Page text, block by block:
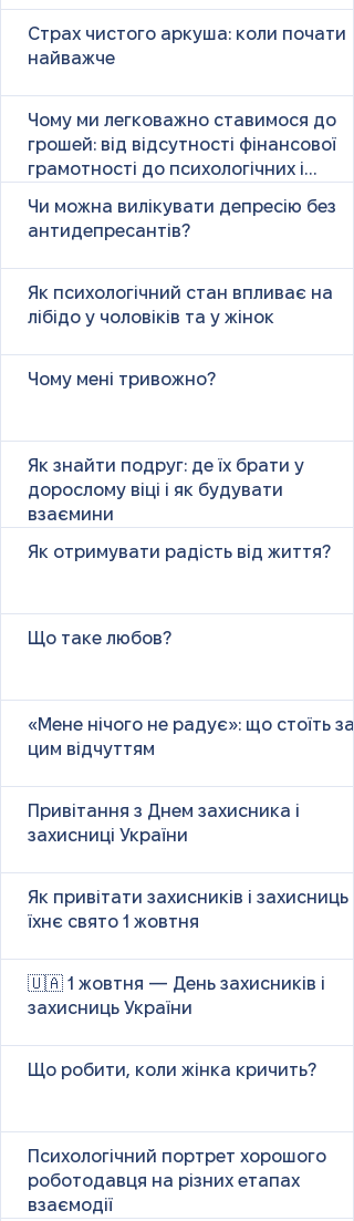
Страх чистого аркуша: коли почати
найважче
Чому ми легковажно ставимося до
грошей: від відсутності фінансової
грамотності до психологічних і
Чи можна вилікувати депресію без
антидепресантів?
Як психологічний стан впливає на
лібідо у чоловіків та у жінок
Чому мені тривожно?
Як знайти подруг: де їх брати у
дорослому віці і як будувати
взаємини
Як отримувати радість від життя?
Що таке любов?
«Мене нічого не радує»: що стоїть за
цим відчуттям
Привітання з Днем захисника і
захисниці України
Як привітати захисників і захисниць у
їхнє свято 1 жовтня
🇺🇦 1 жовтня — День захисників і
захисниць України
Що робити, коли жінка кричить?
Психологічний портрет хорошого
роботодавця на різних етапах
взаємодії